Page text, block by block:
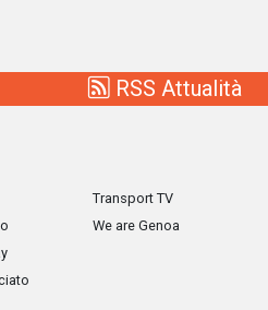
RSS Attualità
Transport TV
We are Genoa